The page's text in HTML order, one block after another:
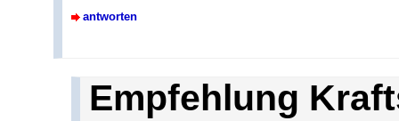
antworten
Empfehlung